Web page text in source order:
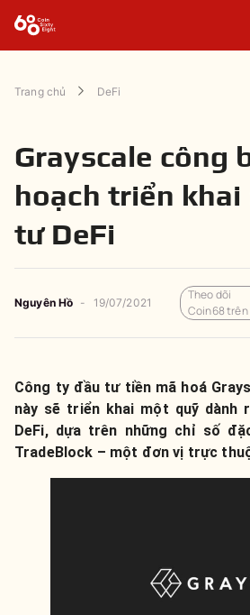
Trang chủ DeFi
Grayscale công
hoạch triển khai
tư DeFi
Nguyên Hồ - 19/07/2021
Theo dõi
Coin68 trên
Công ty đầu tư tiền mã hoá
này sẽ triển khai một quỹ dành
DeFi, dựa trên những chỉ số
TradeBlock – một đơn vị trực